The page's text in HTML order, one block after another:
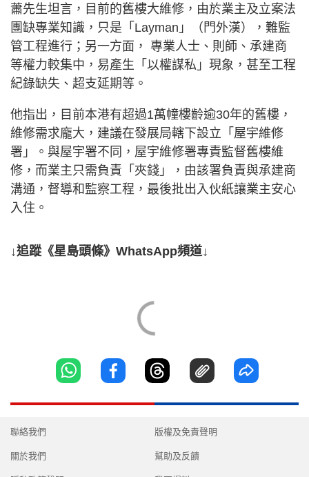
蕭先生坦言，目前的舊樓大維修，由於業主及立案法
團缺專業知識，只是「Layman」（門外漢），難監
管工程進行；另一方面， 專業人士、則師、承建商
等權力較集中，易產生「以權謀私」現象，甚至工程
紀錄缺失、超支延期等。
他指出，目前本港有超過1萬幢樓齡逾30年的舊樓，
維修需求龐大，建議在發展局轄下設立「屋宇維修
署」。與屋宇署不同，屋宇維修署專責監督舊樓維
修，而業主只需負責「夾錢」，由該署負責與承建商
溝通，督導和監察工程，最後批出入伙紙讓業主安心
入住。
↓追蹤《星島頭條》WhatsApp頻道↓
聯絡我們
關於我們
版權及免責聲明
幫助及反饋